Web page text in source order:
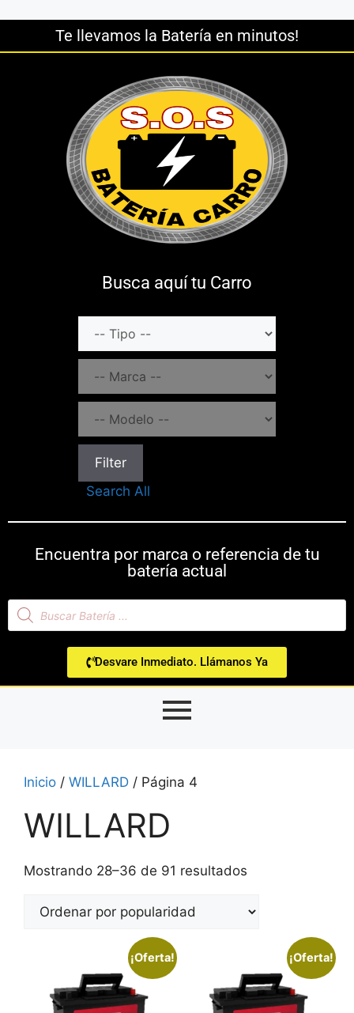
Te llevamos la Batería en minutos!
Busca aquí tu Carro
Filter
Search All
Encuentra por marca o referencia de tu
batería actual
Desvare Inmediato. Llámanos Ya
Inicio / WILLARD / Página 4
WILLARD
Mostrando 28–36 de 91 resultados
¡Oferta! ¡Oferta!